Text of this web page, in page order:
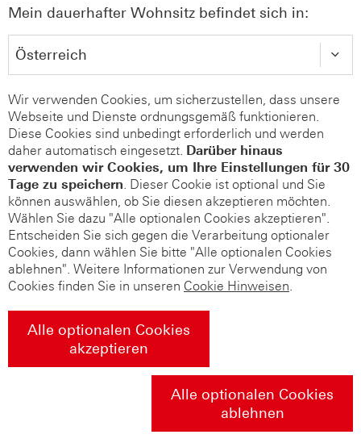
Mein dauerhafter Wohnsitz befindet sich in:
Wir verwenden Cookies, um sicherzustellen, dass unsere
Webseite und Dienste ordnungsgemäß funktionieren.
Diese Cookies sind unbedingt erforderlich und werden
daher automatisch eingesetzt. Darüber hinaus
verwenden wir Cookies, um Ihre Einstellungen für 30
Tage zu speichern. Dieser Cookie ist optional und Sie
können auswählen, ob Sie diesen akzeptieren möchten.
Wählen Sie dazu "Alle optionalen Cookies akzeptieren".
Entscheiden Sie sich gegen die Verarbeitung optionaler
Cookies, dann wählen Sie bitte "Alle optionalen Cookies
ablehnen". Weitere Informationen zur Verwendung von
Cookies finden Sie in unseren Cookie Hinweisen.
Alle optionalen Cookies
akzeptieren
Alle optionalen Cookies
ablehnen